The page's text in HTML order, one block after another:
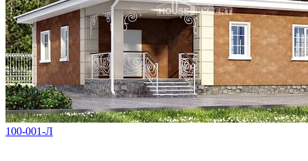
100-001-Л